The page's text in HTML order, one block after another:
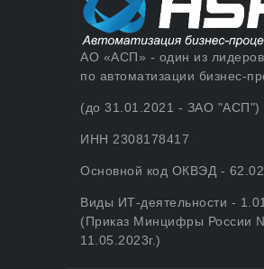
АО «АСП» - один из лидеров
по автоматизации бизнес-
(до 31.01.2021 - ЗАО "АСП")
ИНН 2308178417
Основной код ОКВЭД - 62.02
Виды ИТ-деятельности -
(Приказ Минцифры России
11.05.2023г.)